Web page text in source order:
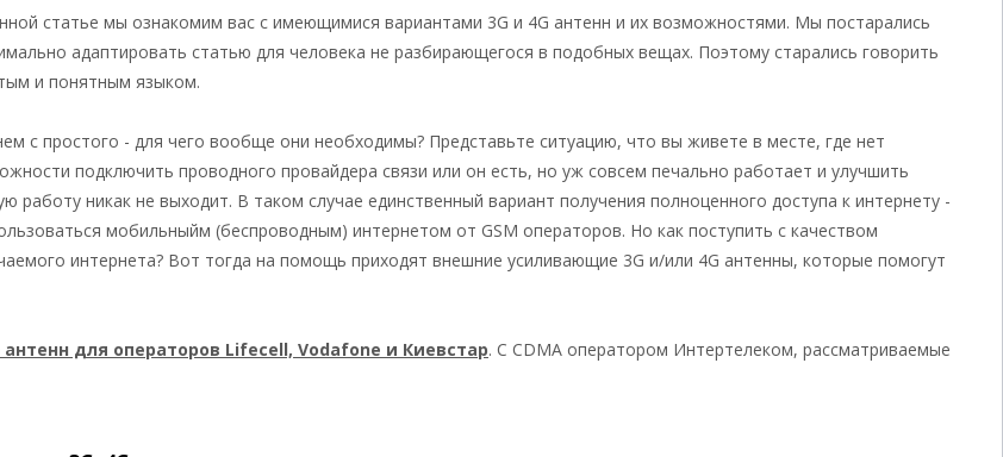
статье мы ознакомим вас с имеющимися вариантами 3G и 4G антенн и их возможностями. Мы постарались
адаптировать статью для человека не разбирающегося в подобных вещах. Поэтому старались говорить
и понятным языком.
с простого - для чего вообще они необходимы? Представьте ситуацию, что вы живете в месте, где нет
подключить проводного провайдера связи или он есть, но уж совсем печально работает и улучшить
работу никак не выходит. В таком случае единственный вариант получения полноценного доступа к интернету -
мобильныйм (беспроводным) интернетом от GSM операторов. Но как поступить с качеством
интернета? Вот тогда на помощь приходят внешние усиливающие 3G и/или 4G антенны, которые помогут
антенн для операторов Lifecell, Vodafone и Киевстар. С CDMA оператором Интертелеком, рассматриваемые